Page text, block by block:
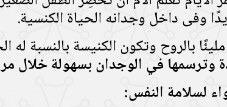
وفى داخل وجدانه الحياة الكنسية.
بالروح وتكون الكنيسة بالنسبة
وترسمها في الوجدان بسهولة خلال
لسلامة النفس: